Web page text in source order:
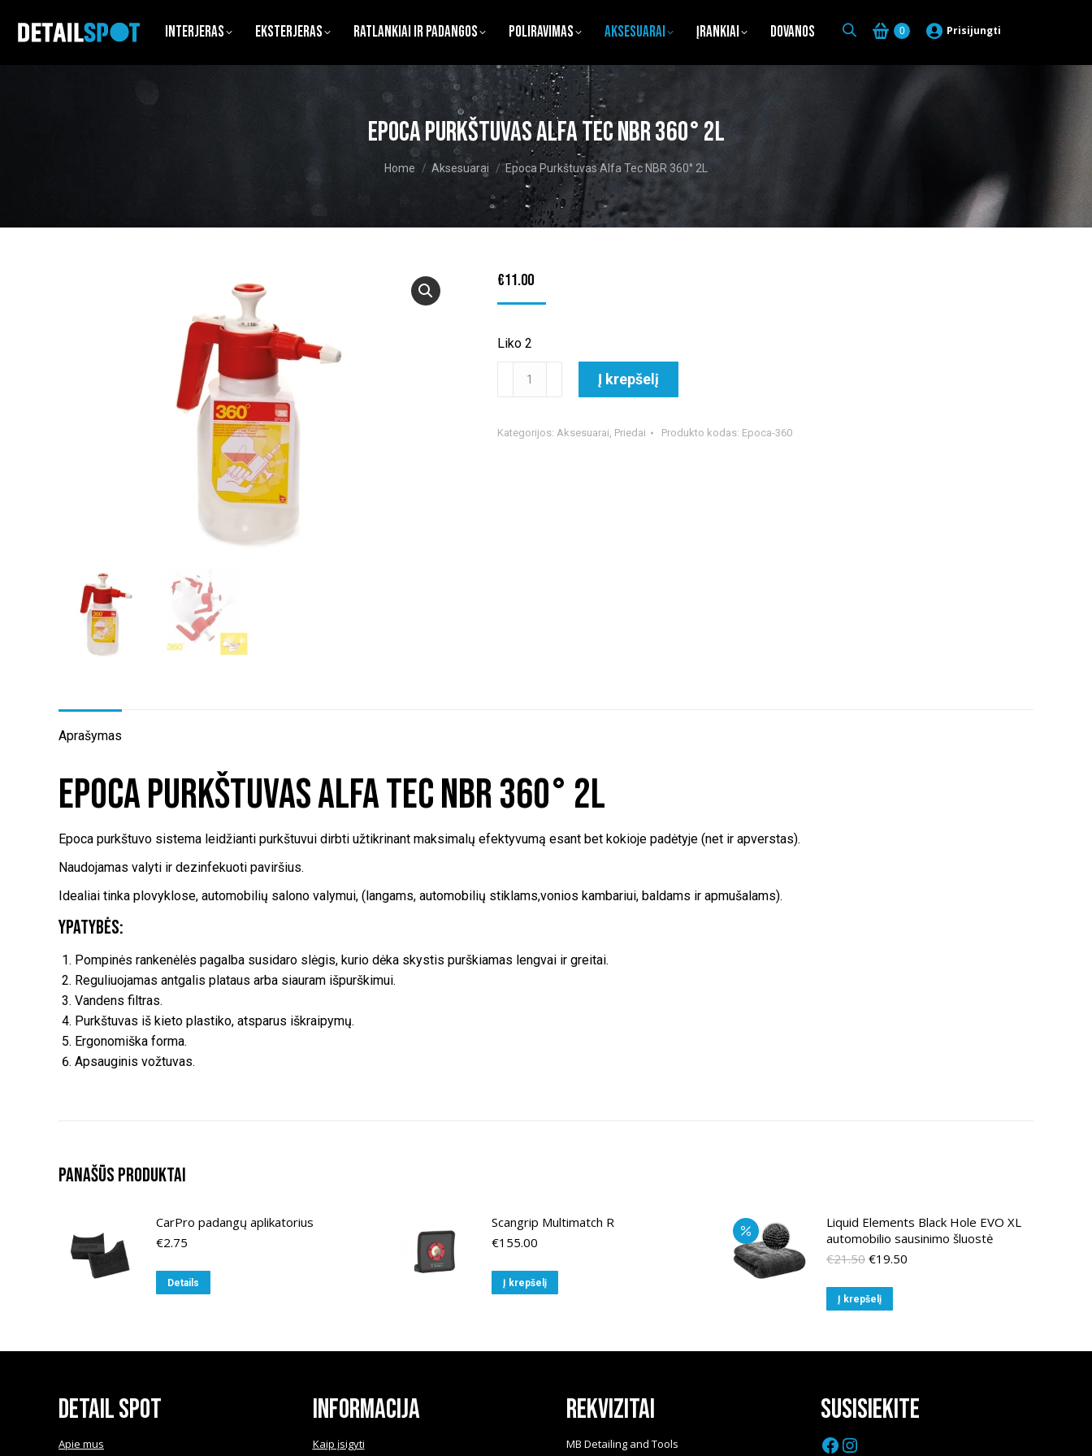
Interjeras Eksterjeras Ratlankiai ir Padangos Poliravimas Aksesuarai Įrankiai Dovanos 0 Prisijungti
Epoca Purkštuvas Alfa Tec NBR 360° 2L
You are here:
Home Aksesuarai Epoca Purkštuvas Alfa Tec NBR 360° 2L
€11.00
Liko 2
produkto
Purkštuvas
Į krepšelį
Kategorijos: Aksesuarai, Priedai Produkto kodas: Epoca-360
Aprašymas
Epoca Purkštuvas Alfa Tec NBR 360° 2L
Epoca purkštuvo sistema leidžianti purkštuvui dirbti užtikrinant maksimalų efektyvumą esant bet kokioje padėtyje (net ir apverstas).
Naudojamas valyti ir dezinfekuoti paviršius.
Idealiai tinka plovyklose, automobilių salono valymui, (langams, automobilių stiklams,vonios kambariui, baldams ir apmušalams).
Ypatybės:
Pompinės rankenėlės pagalba susidaro slėgis, kurio dėka skystis purškiamas lengvai ir greitai.
Reguliuojamas antgalis plataus arba siauram išpurškimui.
Vandens filtras.
Purkštuvas iš kieto plastiko, atsparus iškraipymų.
Ergonomiška forma.
Apsauginis vožtuvas.
Panašūs produktai
CarPro padangų aplikatorius
€2.75
Details
Scangrip Multimatch R
€155.00
Į krepšelį
Liquid Elements Black Hole EVO XL
automobilio sausinimo šluostė
€21.50 Original
was:
€21.50.
€19.50
Į krepšelį
Detail Spot
Apie mus
Informacija
Kaip įsigyti
Rekvizitai
MB Detailing and Tools
Susisiekite
Facebook
Instagram